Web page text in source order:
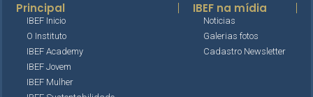
Principal
IBEF Inicio
O Instituto
IBEF Academy
IBEF Jovem
IBEF Mulher
IBEF na mídia
Noticias
Galerias fotos
Cadastro Newsletter